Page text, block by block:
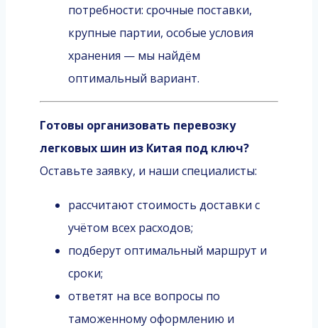
потребности: срочные поставки,
крупные партии, особые условия
хранения — мы найдём
оптимальный вариант.
Готовы организовать перевозку
легковых шин из Китая под ключ?
Оставьте заявку, и наши специалисты:
рассчитают стоимость доставки с
учётом всех расходов;
подберут оптимальный маршрут и
сроки;
ответят на все вопросы по
таможенному оформлению и